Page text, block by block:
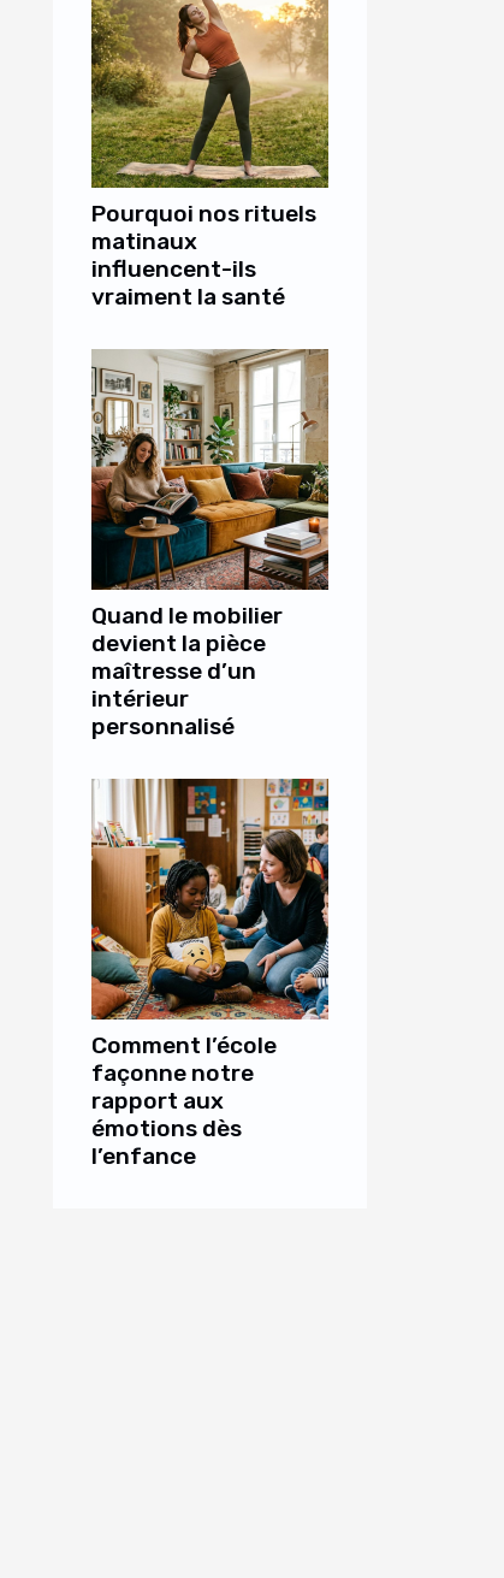
Pourquoi nos rituels
matinaux
influencent-ils
vraiment la santé
Quand le mobilier
devient la pièce
maîtresse d’un
intérieur
personnalisé
Comment l’école
façonne notre
rapport aux
émotions dès
l’enfance